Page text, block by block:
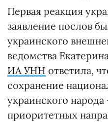
Первая реакция
заявление послов
украинского
ведомства
ИА УНН ответила,
сохранение
украинского
приоритетных